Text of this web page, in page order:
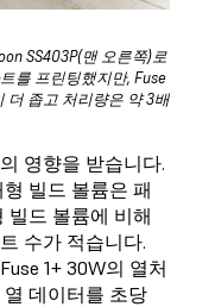
SS403P(맨 오른쪽)로
를 프린팅했지만, Fuse
더 좁고 처리량은 약 3배
영향을 받습니다.
빌드 볼륨은 패
빌드 볼륨에 비해
수가 적습니다.
1+ 30W의 열처
데이터를 초당